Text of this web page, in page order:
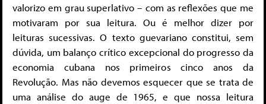
valorizo ​​em grau superlativo – com as reflexões que me
motivaram por sua leitura. Ou é melhor dizer por
leituras sucessivas. O texto guevariano constitui, sem
dúvida, um balanço crítico excepcional do progresso da
economia cubana nos primeiros cinco anos da
Revolução. Mas não devemos esquecer que se trata de
uma análise do auge de 1965, e que nossa leitura